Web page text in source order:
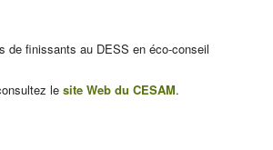
de finissants au DESS en éco-conseil
le site Web du CESAM.